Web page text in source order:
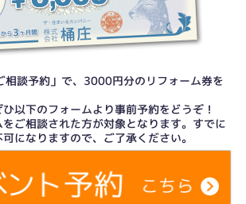
相談予約」で、3000円分のリフォーム券を
以下のフォームより事前予約をどうぞ！
ご相談された方が対象となります。すでに
になりますので、ご了承ください。